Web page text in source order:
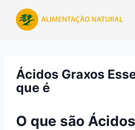
para
Ácidos Graxos
que é
O que são